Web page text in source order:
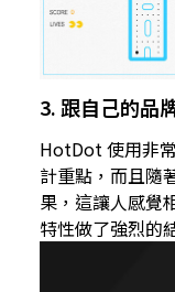
3. 跟自己的品
HotDot 使用非
計重點，而且隨
果，這讓人感覺
特性做了強烈的